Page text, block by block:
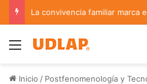
Menu
Inicio / Postfenomenología y